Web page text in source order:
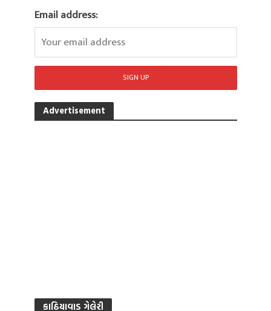
Email address:
Advertisement
કાઠિયાવાડ ગેલેરી